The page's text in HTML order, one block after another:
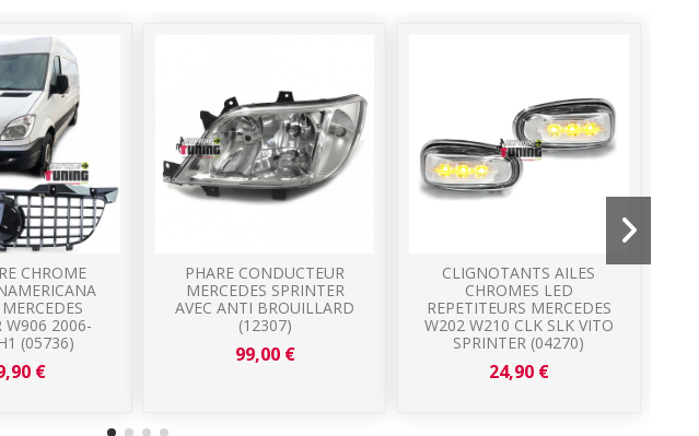
CHROME
W906 2006-
(05736)
€
PHARE CONDUCTEUR
MERCEDES SPRINTER
AVEC ANTI BROUILLARD
(12307)
99,00 €
CLIGNOTANTS AILES
CHROMES LED
REPETITEURS MERCEDES
W202 W210 CLK SLK VITO
SPRINTER (04270)
24,90 €